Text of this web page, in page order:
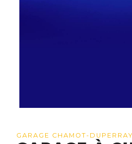
GARAGE CHAMOT-DUPERRAY